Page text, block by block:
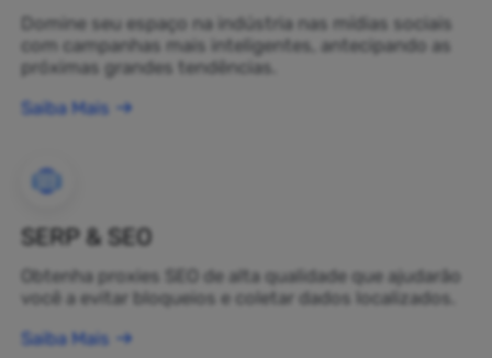
Domine seu espaço na indústria nas mídias sociais
com campanhas mais inteligentes, antecipando as
próximas grandes tendências.
Saiba Mais
SERP & SEO
Obtenha proxies SEO de alta qualidade que ajudarão
você a evitar bloqueios e coletar dados localizados.
Saiba Mais